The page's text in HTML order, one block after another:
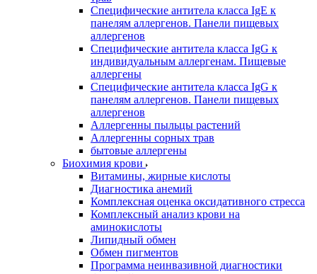
Специфические антитела класса IgE к
панелям аллергенов. Панели пищевых
аллергенов
Специфические антитела класса IgG к
индивидуальным аллергенам. Пищевые
аллергены
Специфические антитела класса IgG к
панелям аллергенов. Панели пищевых
аллергенов
Аллергенны пыльцы растений
Аллергенны сорных трав
бытовые аллергены
Биохимия крови
Витамины, жирные кислоты
Диагностика анемий
Комплексная оценка оксидативного стресса
Комплексный анализ крови на
аминокислоты
Липидный обмен
Обмен пигментов
Программа неинвазивной диагностики